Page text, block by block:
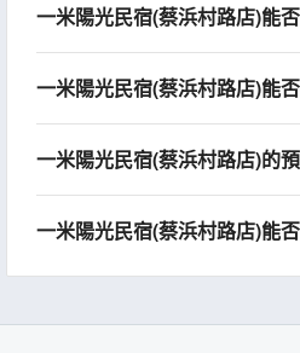
一米陽光民宿(蔡浜村路店)能
一米陽光民宿(蔡浜村路店)能
一米陽光民宿(蔡浜村路店)的
一米陽光民宿(蔡浜村路店)能